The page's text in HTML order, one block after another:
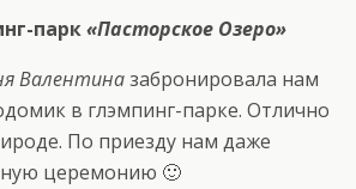
парк«Пасторское Озеро»
Валентиназабронировала нам
в глэмпинг-парке. Отлично
По приезду нам даже
церемонию 🙂